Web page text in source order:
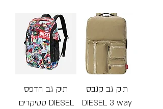
תיק גב הדפס
סטיקרים DIESEL
תיק גב קנבס
DIESEL 3 way